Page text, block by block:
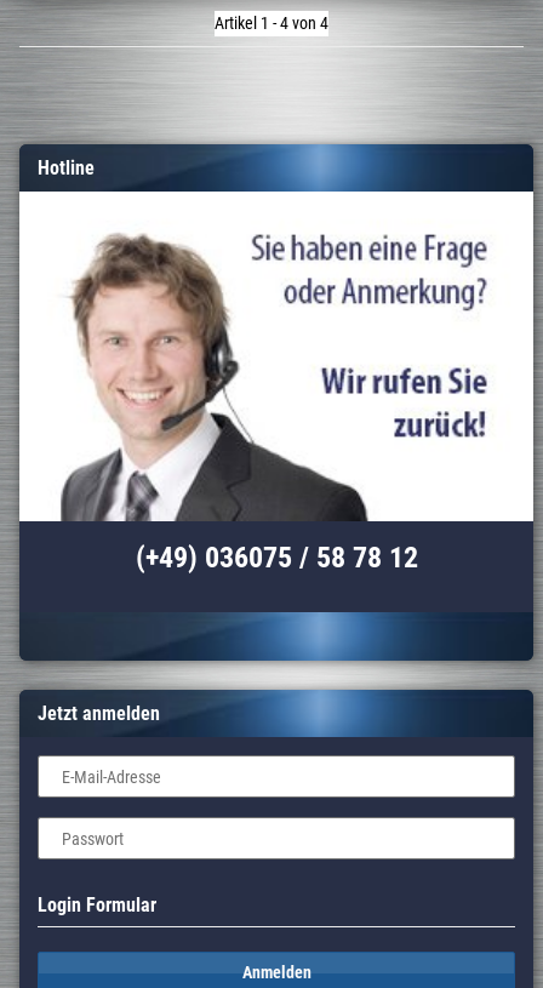
Artikel 1 - 4 von 4
Hotline
(+49) 036075 / 58 78 12
Jetzt anmelden
E-Mail-Adresse
Passwort
Login Formular
Anmelden